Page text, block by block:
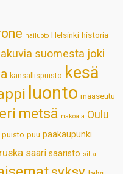
s
t
hailuoto Helsinki historia
suomesta joki
kansallispuisto kesä
luonto maaseutu
metsä näköala Oulu
puisto puu pääkaupunki
ruska saari saaristo silta